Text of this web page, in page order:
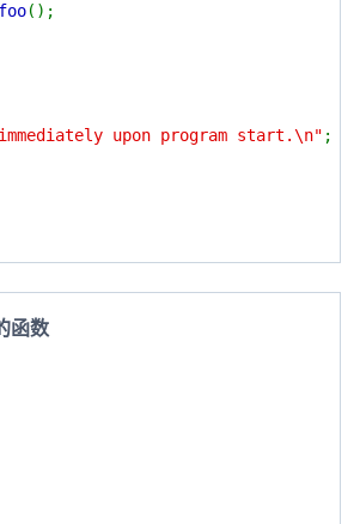
foo();
upon program start.\n" ;
函数